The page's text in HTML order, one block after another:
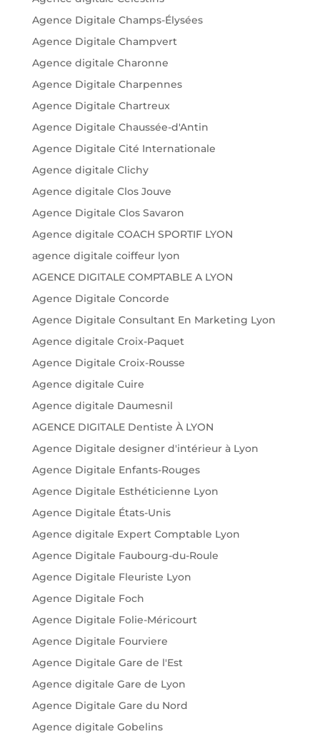
Agence Digitale Champs-Élysées
Agence Digitale Champvert
Agence digitale Charonne
Agence Digitale Charpennes
Agence Digitale Chartreux
Agence Digitale Chaussée-d'Antin
Agence Digitale Cité Internationale
Agence digitale Clichy
Agence digitale Clos Jouve
Agence Digitale Clos Savaron
Agence digitale COACH SPORTIF LYON
agence digitale coiffeur lyon
AGENCE DIGITALE COMPTABLE A LYON
Agence Digitale Concorde
Agence Digitale Consultant En Marketing Lyon
Agence digitale Croix-Paquet
Agence Digitale Croix-Rousse
Agence digitale Cuire
Agence digitale Daumesnil
AGENCE DIGITALE Dentiste À LYON
Agence Digitale designer d'intérieur à Lyon
Agence Digitale Enfants-Rouges
Agence Digitale Esthéticienne Lyon
Agence Digitale États-Unis
Agence digitale Expert Comptable Lyon
Agence Digitale Faubourg-du-Roule
Agence Digitale Fleuriste Lyon
Agence Digitale Foch
Agence Digitale Folie-Méricourt
Agence Digitale Fourviere
Agence Digitale Gare de l'Est
Agence digitale Gare de Lyon
Agence Digitale Gare du Nord
Agence digitale Gobelins